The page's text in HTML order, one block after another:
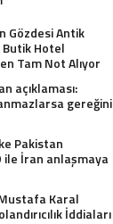
Gözdesi Antik
Butik Hotel
Tam Not Alıyor
açıklaması:
gereğini
Pakistan
ile İran anlaşmaya
Karal
İddiaları